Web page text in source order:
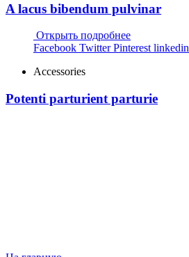
A lacus bibendum pulvinar
Открыть подробнее
Facebook Twitter Pinterest linkedin
Accessories
Potenti parturient parturie